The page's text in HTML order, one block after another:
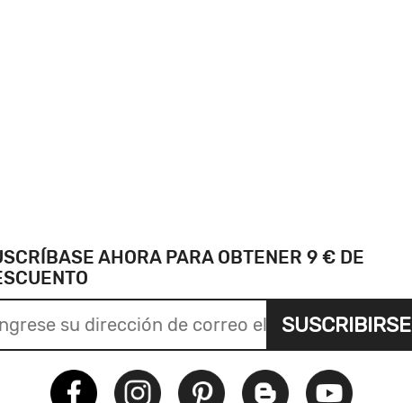
AHORA PARA OBTENER 9 € DE
SUSCRIBIRSE